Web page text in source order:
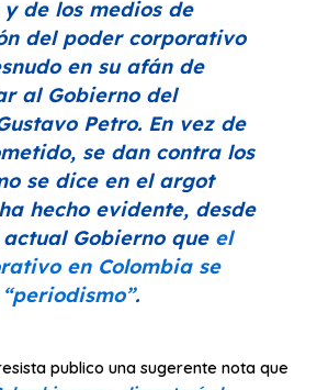
de los medios de
del poder corporativo
en su afán de
al Gobierno del
Petro. En vez de
se dan contra los
se dice en el argot
hecho evidente, desde
Gobierno que el
en Colombia se
“periodismo”.
publico una sugerente nota que